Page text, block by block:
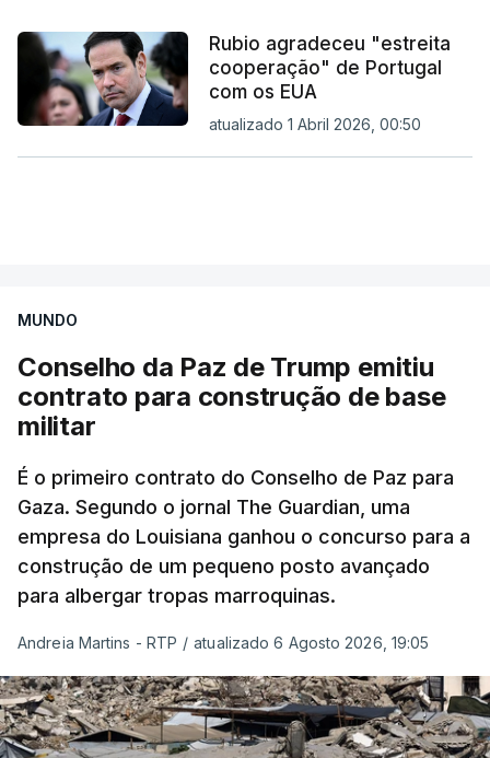
Rubio agradeceu "estreita
cooperação" de Portugal
com os EUA
atualizado 1 Abril 2026, 00:50
MUNDO
Conselho da Paz de Trump emitiu
contrato para construção de base
militar
É o primeiro contrato do Conselho de Paz para
Gaza. Segundo o jornal The Guardian, uma
empresa do Louisiana ganhou o concurso para a
construção de um pequeno posto avançado
para albergar tropas marroquinas.
Andreia Martins - RTP / atualizado 6 Agosto 2026, 19:05